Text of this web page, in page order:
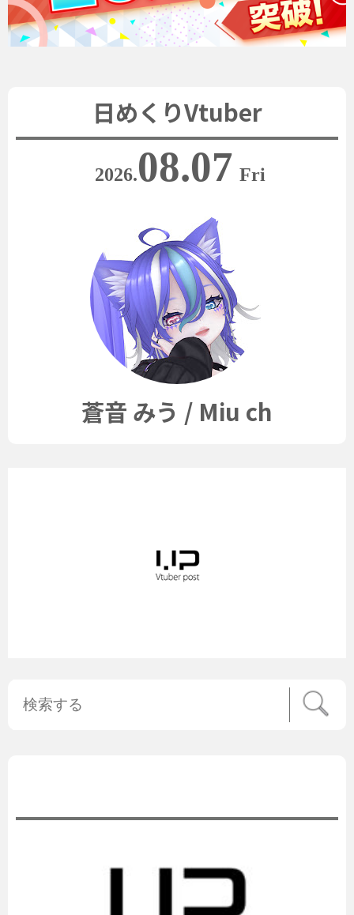
日めくりVtuber
2026.08.07 Fri
蒼音 みう / Miu ch